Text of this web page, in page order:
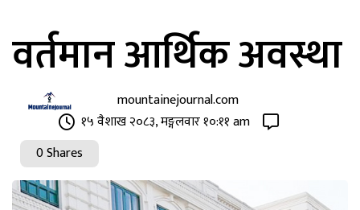
वर्तमान आर्थिक अवस्था
mountainejournal.com
१५ वैशाख २०८३, मङ्गलवार १०:११ am
0 Shares